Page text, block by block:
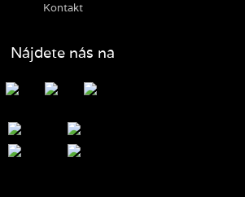
Kontakt
Nájdete nás na